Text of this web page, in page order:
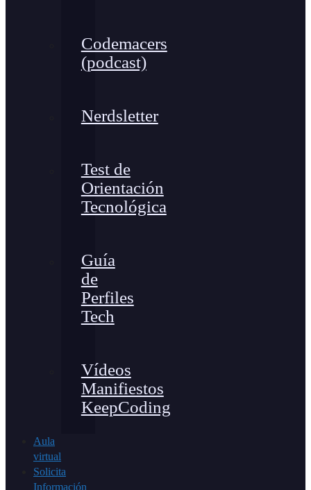
Codemacers
(podcast)
Nerdsletter
Test de
Orientación
Tecnológica
Guía
de
Perfiles
Tech
Vídeos
Manifiestos
KeepCoding
Aula
virtual
Solicita
Información